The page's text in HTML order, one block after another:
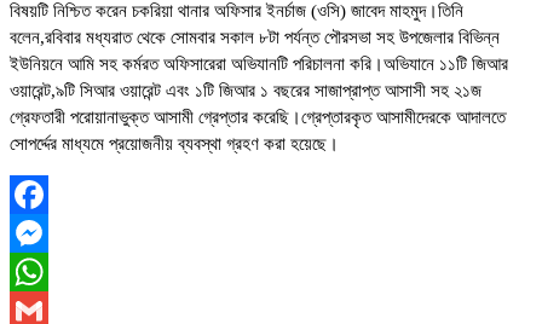
বিষয়টি নিশ্চিত করেন চকরিয়া থানার অফিসার ইনর্চাজ (ওসি) জাবেদ মাহমুদ।তিনি
বলেন,রবিবার মধ্যরাত থেকে সোমবার সকাল ৮টা পর্যন্ত পৌরসভা সহ উপজেলার বিভিন্ন
ইউনিয়নে আমি সহ কর্মরত অফিসারেরা অভিযানটি পরিচালনা করি।অভিযানে ১১টি জিআর
ওয়ারেন্ট,৯টি সিআর ওয়ারেন্ট এবং ১টি জিআর ১ বছরের সাজাপ্রাপ্ত আসাসী সহ ২১জ
গ্রেফতারী পরোয়ানাভুক্ত আসামী গ্রেপ্তার করেছি।গ্রেপ্তারকৃত আসামীদেরকে আদালতে
সোপর্দ্দের মাধ্যমে প্রয়োজনীয় ব্যবস্থা গ্রহণ করা হয়েছে।
Facebook
Messenger
WhatsApp